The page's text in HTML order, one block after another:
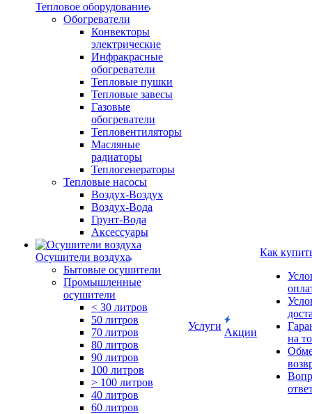
Тепловое оборудование
Обогреватели
Конвекторы
электрические
Инфракрасные
обогреватели
Тепловые пушки
Тепловые завесы
Газовые
обогреватели
Тепловентиляторы
Масляные
радиаторы
Теплогенераторы
Тепловые насосы
Воздух-Воздух
Воздух-Вода
Грунт-Вода
Аксессуары
Осушители воздуха
Бытовые осушители
Промышленные
осушители
< 30 литров
50 литров
70 литров
80 литров
90 литров
100 литров
> 100 литров
40 литров
60 литров
Услуги
Акции
Как
на